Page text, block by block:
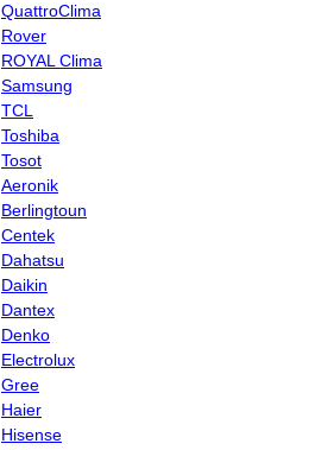
QuattroClima
Rover
ROYAL Clima
Samsung
TCL
Toshiba
Tosot
Aeronik
Berlingtoun
Centek
Dahatsu
Daikin
Dantex
Denko
Electrolux
Gree
Haier
Hisense